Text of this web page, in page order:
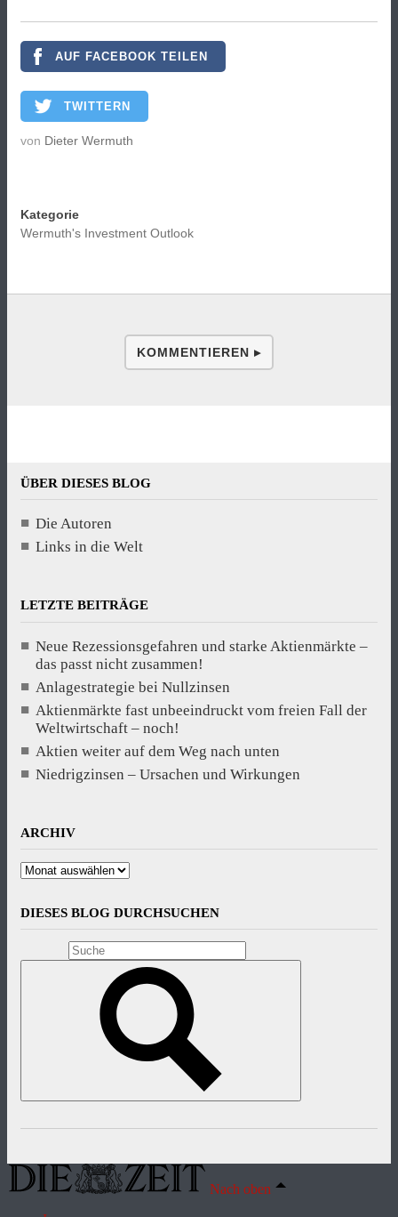
AUF FACEBOOK TEILEN
TWITTERN
von Dieter Wermuth
Kategorie
Wermuth's Investment Outlook
KOMMENTIEREN ▸
ÜBER DIESES BLOG
Die Autoren
Links in die Welt
LETZTE BEITRÄGE
Neue Rezessionsgefahren und starke Aktienmärkte –
das passt nicht zusammen!
Anlagestrategie bei Nullzinsen
Aktienmärkte fast unbeeindruckt vom freien Fall der
Weltwirtschaft – noch!
Aktien weiter auf dem Weg nach unten
Niedrigzinsen – Ursachen und Wirkungen
ARCHIV
Archiv
DIESES BLOG DURCHSUCHEN
Nach oben